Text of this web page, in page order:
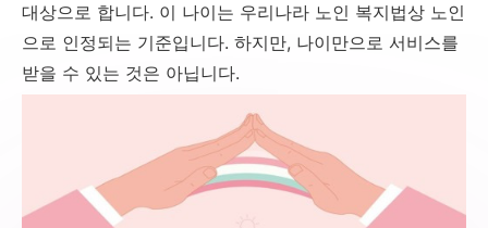
대상으로 합니다. 이 나이는 우리나라 노인 복지법상 노인
으로 인정되는 기준입니다. 하지만, 나이만으로 서비스를
받을 수 있는 것은 아닙니다.